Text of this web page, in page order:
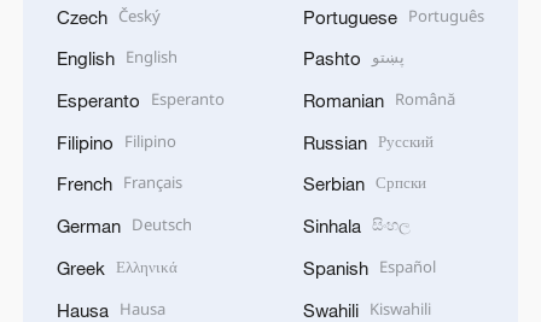
Czech Český
English English
Esperanto Esperanto
Filipino Filipino
French Français
German Deutsch
Greek Ελληνικά
Hausa Hausa
Portuguese Português
Pashto پښتو
Romanian Română
Russian Русский
Serbian Српски
Sinhala සිංහල
Spanish Español
Swahili Kiswahili